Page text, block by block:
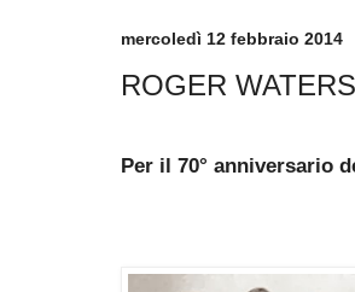
mercoledì 12 febbraio 2014
ROGER
Per il 70° anniversario